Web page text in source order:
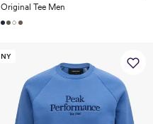
Original Tee Men
NY